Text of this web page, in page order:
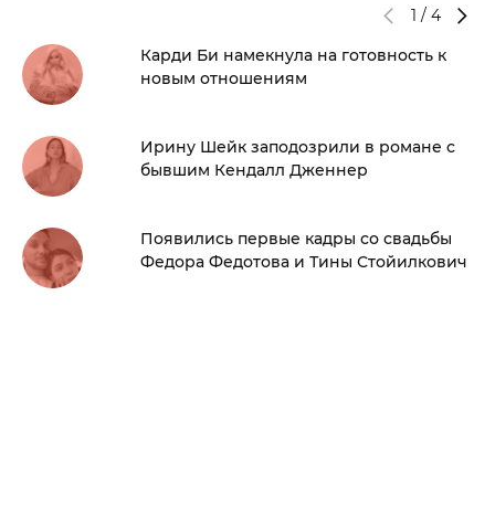
1 / 4
Карди Би намекнула на готовность к
новым отношениям
Ирину Шейк заподозрили в романе с
бывшим Кендалл Дженнер
Появились первые кадры со свадьбы
Федора Федотова и Тины Стойилкович